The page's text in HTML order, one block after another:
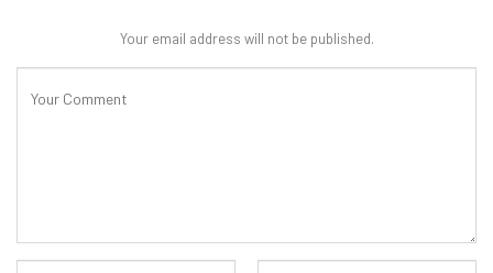
Your email address will not be published.